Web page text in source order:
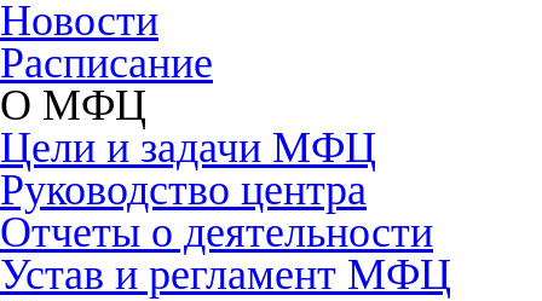
Новости
Расписание
О МФЦ
Цели и задачи МФЦ
Руководство центра
Отчеты о деятельности
Устав и регламент МФЦ